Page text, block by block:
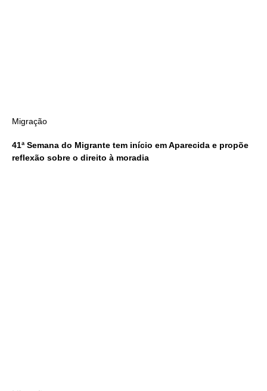
Migração
41ª Semana do Migrante tem início em Aparecida e propõe
reflexão sobre o direito à moradia